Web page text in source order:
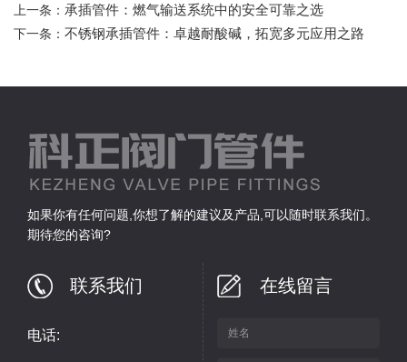
上一条： 承插管件：燃气输送系统中的安全可靠之选
下一条： 不锈钢承插管件：卓越耐酸碱，拓宽多元应用之路
如果你有任何问题,你想了解的建议及产品,可以随时联系我们。
期待您的咨询?
联系我们
电话:
在线留言